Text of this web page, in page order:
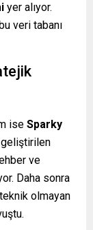
yer alıyor.
veri tabanı
ise Sparky
geliştirilen
ve
Daha sonra
olmayan